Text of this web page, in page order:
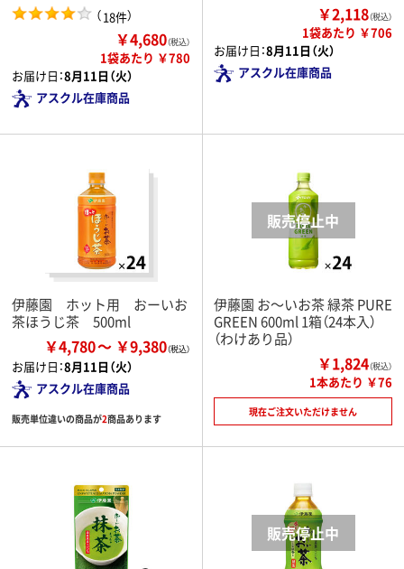
（18件）
￥4,680（税込）
1袋あたり ￥780
お届け日：8月11日（火）
アスクル在庫商品
￥2,118（税込）
1袋あたり ￥706
お届け日：8月11日（火）
アスクル在庫商品
伊藤園 ホット用 おーいお
茶ほうじ茶 500ml
￥4,780 ￥9,380
お届け日：8月11日（火）
アスクル在庫商品
販売単位違いの商品が2商品あります
伊藤園 お～いお茶 緑茶 PURE
GREEN 600ml 1箱（24本入）
（わけあり品）
￥1,824（税込）
1本あたり ￥76
現在ご注文いただけません